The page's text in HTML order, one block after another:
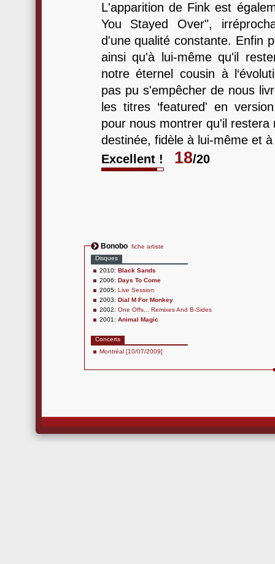
L'apparition de Fink est
You Stayed Over",
d'une qualité constante. Enfin
ainsi qu'à lui-même qu'il
notre éternel cousin à
pas pu s'empêcher de nous
les titres ‘featured' en
pour nous montrer qu'il
destinée, fidèle à lui-même et
Excellent !
18/20
Bonobo fiche artiste
Disques
2010: Black Sands
2006: Days To Come
2005: Live Session
2003: Dial M For Monkey
2002: One Offs... Remixes And B-Sides
2001: Animal Magic
Concerts
Montréal [10/07/2009]